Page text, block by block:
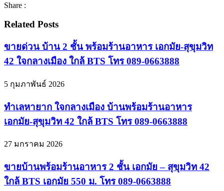
Share :
Related Posts
ขายด่วน บ้าน 2 ชั้น พร้อมร้านอาหาร เอกมัย-สุขุมวิท
42 ใจกลางเมือง ใกล้ BTS โทร 089-0663888
5 กุมภาพันธ์ 2026
ทำเลหายาก ใจกลางเมือง บ้านพร้อมร้านอาหาร
เอกมัย-สุขุมวิท 42 ใกล้ BTS โทร 089-0663888
27 มกราคม 2026
ขายบ้านพร้อมร้านอาหาร 2 ชั้น เอกมัย – สุขุมวิท 42
ใกล้ BTS เอกมัย 550 ม. โทร 089-0663888